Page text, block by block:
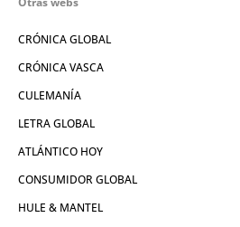
CRÓNICA GLOBAL
CRÓNICA VASCA
CULEMANÍA
LETRA GLOBAL
ATLÁNTICO HOY
CONSUMIDOR GLOBAL
HULE & MANTEL